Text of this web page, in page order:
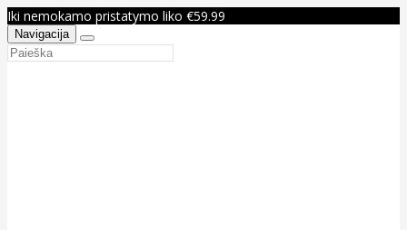
Iki nemokamo pristatymo liko €59.99
Navigacija